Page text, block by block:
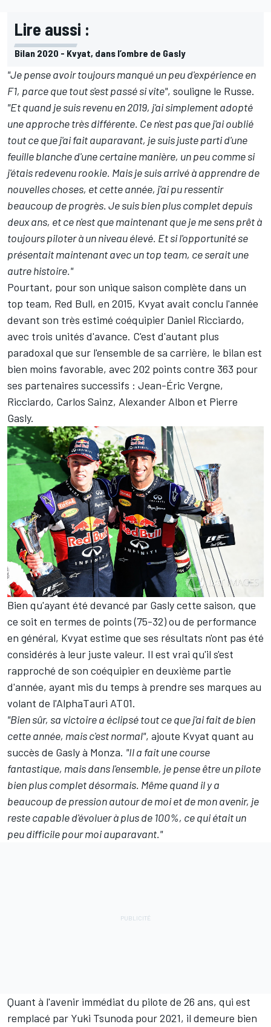
Lire aussi :
Bilan 2020 - Kvyat, dans l’ombre de Gasly
"Je pense avoir toujours manqué un peu d'expérience en
F1, parce que tout s'est passé si vite", souligne le Russe.
"Et quand je suis revenu en 2019, j'ai simplement adopté
une approche très différente. Ce n'est pas que j'ai oublié
tout ce que j'ai fait auparavant, je suis juste parti d'une
feuille blanche d'une certaine manière, un peu comme si
j'étais redevenu rookie. Mais je suis arrivé à apprendre de
nouvelles choses, et cette année, j'ai pu ressentir
beaucoup de progrès. Je suis bien plus complet depuis
deux ans, et ce n'est que maintenant que je me sens prêt à
toujours piloter à un niveau élevé. Et si l'opportunité se
présentait maintenant avec un top team, ce serait une
autre histoire."
Pourtant, pour son unique saison complète dans un
top team, Red Bull, en 2015, Kvyat avait conclu l'année
devant son très estimé coéquipier Daniel Ricciardo,
avec trois unités d'avance. C'est d'autant plus
paradoxal que sur l'ensemble de sa carrière, le bilan est
bien moins favorable, avec 202 points contre 363 pour
ses partenaires successifs : Jean-Éric Vergne,
Ricciardo, Carlos Sainz, Alexander Albon et Pierre
Gasly.
Bien qu'ayant été devancé par Gasly cette saison, que
ce soit en termes de points (75-32) ou de performance
en général, Kvyat estime que ses résultats n'ont pas été
considérés à leur juste valeur. Il est vrai qu'il s'est
rapproché de son coéquipier en deuxième partie
d'année, ayant mis du temps à prendre ses marques au
volant de l'AlphaTauri AT01.
"Bien sûr, sa victoire a éclipsé tout ce que j'ai fait de bien
cette année, mais c'est normal", ajoute Kvyat quant au
succès de Gasly à Monza. "Il a fait une course
fantastique, mais dans l'ensemble, je pense être un pilote
bien plus complet désormais. Même quand il y a
beaucoup de pression autour de moi et de mon avenir, je
reste capable d'évoluer à plus de 100%, ce qui était un
peu difficile pour moi auparavant."
Quant à l'avenir immédiat du pilote de 26 ans, qui est
remplacé par Yuki Tsunoda pour 2021, il demeure bien